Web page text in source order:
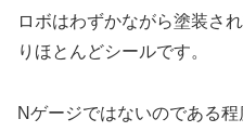
ロボはわずかながら塗装さ
りほとんどシールです。
Nゲージではないのである